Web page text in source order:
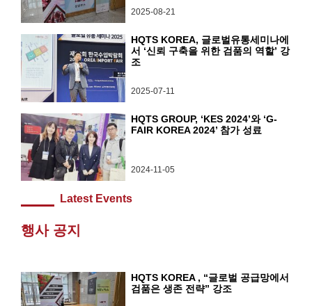
2025-08-21
HQTS KOREA, 글로벌유통세미나에
서 ‘신뢰 구축을 위한 검품의 역할’ 강
조
2025-07-11
HQTS GROUP, ‘KES 2024’와 ‘G-
FAIR KOREA 2024’ 참가 성료
2024-11-05
Latest Events
행사 공지
HQTS KOREA , “글로벌 공급망에서
검품은 생존 전략” 강조